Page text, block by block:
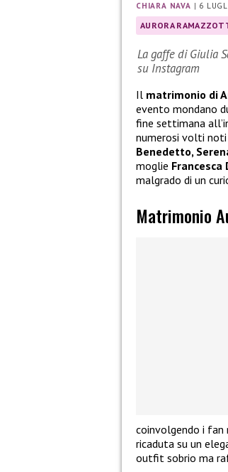
CHIARA NAVA | 6
AURORA
La gaffe di Giulia
su Instagram
Il matrimonio di
evento mondano
fine settimana
numerosi volti
Benedetto,
moglie
malgrado di un
Matrimonio
coinvolgendo i
ricaduta su un
outfit sobrio ma